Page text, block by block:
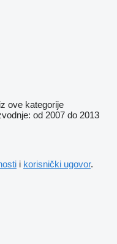
ove kategorije
od 2007 do 2013
i korisnički ugovor.